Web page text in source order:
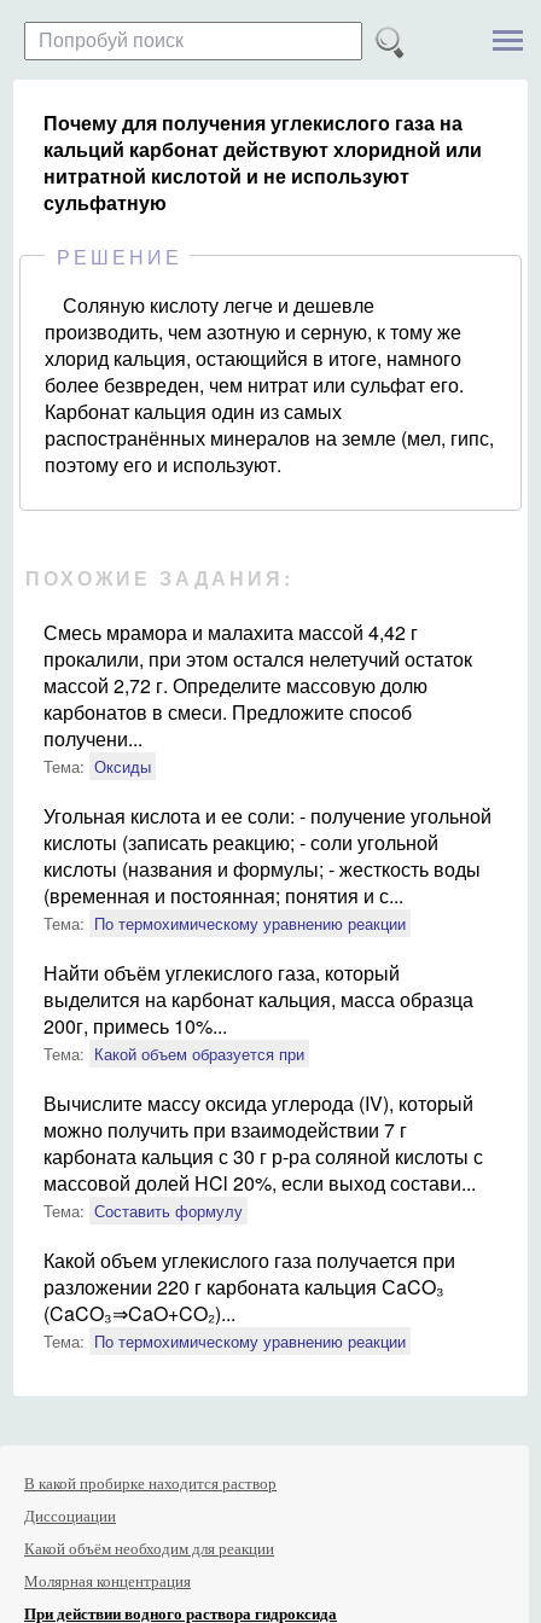
Почему для получения углекислого газа на
кальций карбонат действуют хлоридной или
нитратной кислотой и не используют
сульфатную
РЕШЕНИЕ
Соляную кислоту легче и дешевле
производить, чем азотную и серную, к тому же
хлорид кальция, остающийся в итоге, намного
более безвреден, чем нитрат или сульфат его.
Карбонат кальция один из самых
распостранённых минералов на земле (мел, гипс,
поэтому его и используют.
ПОХОЖИЕ ЗАДАНИЯ:
Смесь мрамора и малахита массой 4,42 г
прокалили, при этом остался нелетучий остаток
массой 2,72 г. Определите массовую долю
карбонатов в смеси. Предложите способ
получени...
Тема: Оксиды
Угольная кислота и ее соли: - получение угольной
кислоты (записать реакцию; - соли угольной
кислоты (названия и формулы; - жесткость воды
(временная и постоянная; понятия и с...
Тема: По термохимическому уравнению реакции
Найти объём углекислого газа, который
выделится на карбонат кальция, масса образца
200г, примесь 10%...
Тема: Какой объем образуется при
Вычислите массу оксида углерода (IV), который
можно получить при взаимодействии 7 г
карбоната кальция с 30 г р-ра соляной кислоты с
массовой долей HCl 20%, если выход состави...
Тема: Составить формулу
Какой объем углекислого газа получается при
разложении 220 г карбоната кальция СaCO₃
(CaCO₃⇒CaO+CO₂)...
Тема: По термохимическому уравнению реакции
В какой пробирке находится раствор
Диссоциации
Какой объём необходим для реакции
Молярная концентрация
При действии водного раствора гидроксида